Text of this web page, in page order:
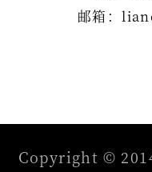
邮箱：
Copyright ©